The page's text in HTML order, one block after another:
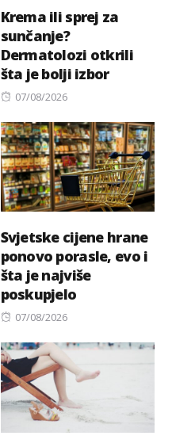
Krema ili sprej za
sunčanje?
Dermatolozi otkrili
šta je bolji izbor
Posted
07/08/2026
Svjetske cijene hrane
ponovo porasle, evo i
šta je najviše
poskupjelo
Posted
07/08/2026